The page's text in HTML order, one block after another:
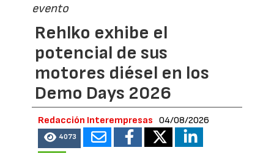
evento
Rehlko exhibe el
potencial de sus
motores diésel en los
Demo Days 2026
Redacción Interempresas 04/08/2026
4073